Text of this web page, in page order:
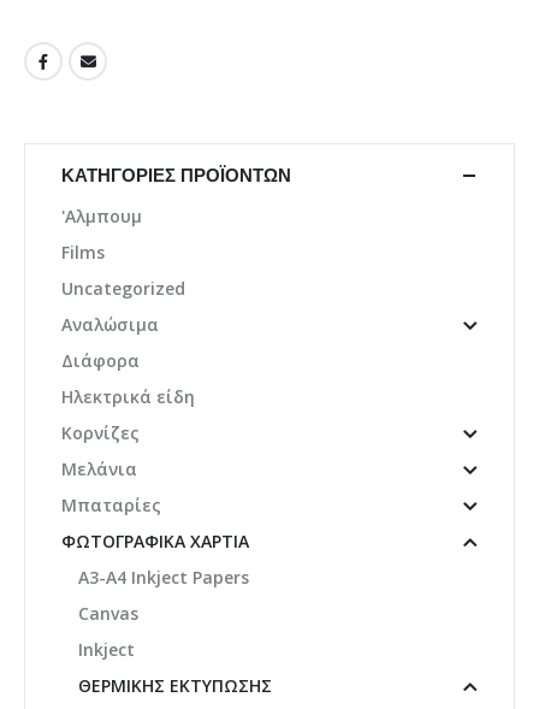
ΚΑΤΗΓΟΡΊΕΣ ΠΡΟΪΌΝΤΩΝ
'Αλμπουμ
Films
Uncategorized
Αναλώσιμα
Διάφορα
Ηλεκτρικά είδη
Κορνίζες
Μελάνια
Μπαταρίες
ΦΩΤΟΓΡΑΦΙΚΆ ΧΑΡΤΙΆ
A3-A4 Inkject Papers
Canvas
Inkject
ΘΕΡΜΙΚΉΣ ΕΚΤΎΠΩΣΗΣ